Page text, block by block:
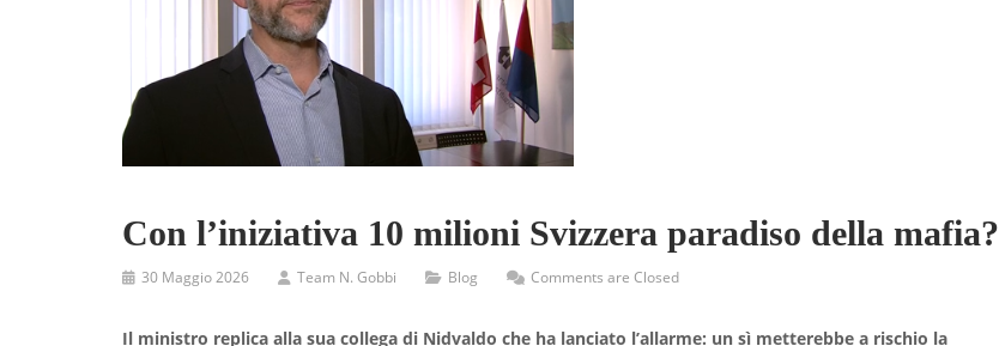
Con l’iniziativa 10 milioni Svizzera paradiso della mafia?
30 Maggio 2026 Team N. Gobbi Blog Comments are Closed
Il ministro replica alla sua collega di Nidvaldo che ha lanciato l’allarme: un sì metterebbe a rischio la